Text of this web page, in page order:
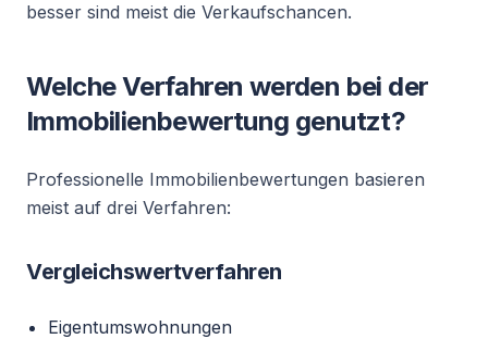
besser sind meist die Verkaufschancen.
Welche Verfahren werden bei der
Immobilienbewertung genutzt?
Professionelle Immobilienbewertungen basieren
meist auf drei Verfahren:
Vergleichswertverfahren
Eigentumswohnungen